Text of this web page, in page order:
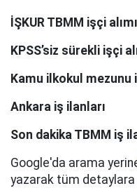
İŞKUR TBMM işçi alımı
KPSS’siz sürekli işçi
Kamu ilkokul mezunu
Ankara iş ilanları
Son dakika TBMM iş
Google'da arama
yazarak tüm